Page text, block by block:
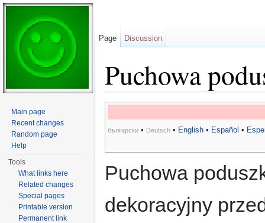
Puchowa
български • Deutsch • English • Español •
Puchowa
dekoracyjny
Page Discussion
Main page
Recent changes
Random page
Help
Tools
What links here
Related changes
Special pages
Printable version
Permanent link